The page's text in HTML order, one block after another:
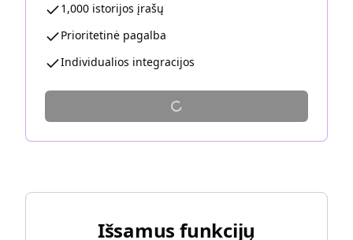
1,000 istorijos įrašų
Prioritetinė pagalba
Individualios integracijos
Išsamus funkcijų